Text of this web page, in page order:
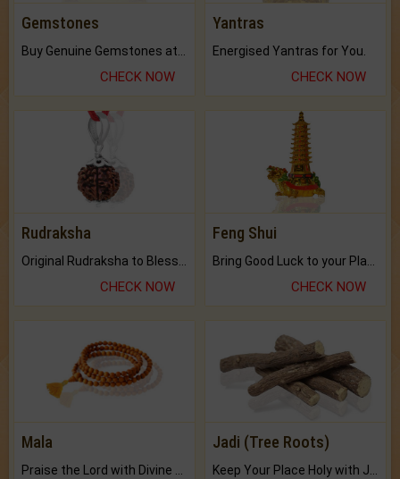
Gemstones
CHECK NOW
Yantras
Energised Yantras for You.
CHECK NOW
Rudraksha
CHECK NOW
Feng Shui
CHECK NOW
Mala
Praise the Lord with Divine Energies of Mala.
Jadi (Tree Roots)
Keep Your Place Holy with Jadi.